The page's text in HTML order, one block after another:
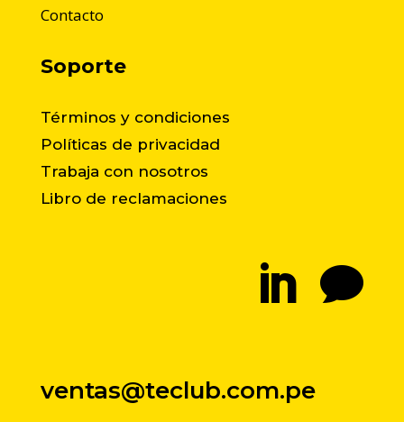
Contacto
Soporte
Términos y condiciones
Políticas de privacidad
Trabaja con nosotros
Libro de reclamaciones
 
ventas@teclub.com.pe